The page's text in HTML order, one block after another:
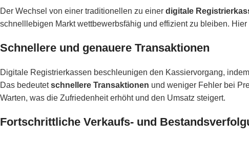
Der Wechsel von einer traditionellen zu einer digitale
schnelllebigen Markt wettbewerbsfähig und effizient zu bleiben.
Schnellere und genauere Transaktionen
Digitale Registrierkassen beschleunigen den Kassiervorgang,
Das bedeutetschnellere Transaktionen und weniger Fehler bei
Warten, was die Zufriedenheit erhöht und den Umsatz steigert.
Fortschrittliche Verkaufs- und